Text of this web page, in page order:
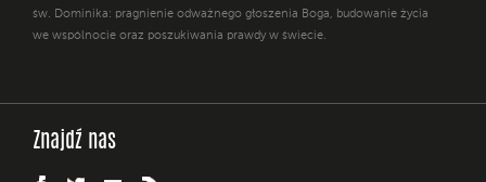
św. Dominika: pragnienie odważnego głoszenia Boga, budowanie życia
we wspólnocie oraz poszukiwania prawdy w świecie.
Znajdź nas